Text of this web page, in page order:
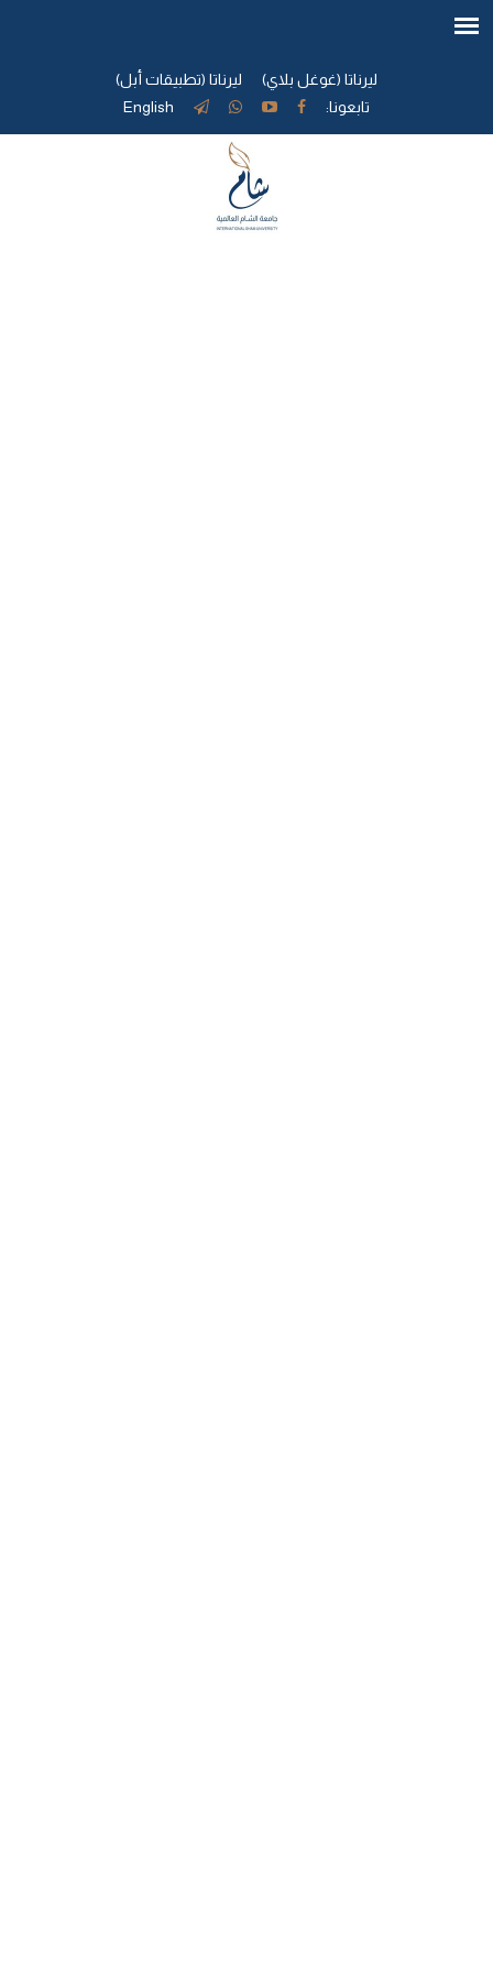
ليرناتا (غوغل بلاي)
ليرناتا (تطبيقات أبل)
تابعونا:
English